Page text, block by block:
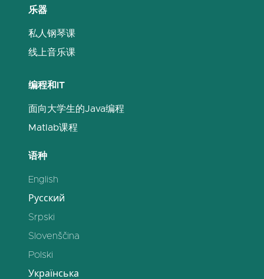
乐器
私人钢琴课
线上音乐课
编程和IT
面向大学生的Java编程
Matlab课程
语种
English
Русский
Srpski
Slovenščina
Polski
Українська